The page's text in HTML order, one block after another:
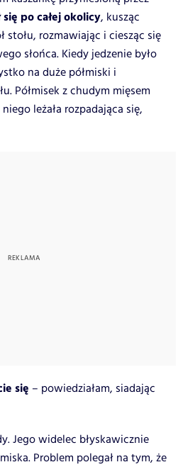
po całej okolicy, kusząc
stołu, rozmawiając i ciesząc się
słońca. Kiedy jedzenie było
na duże półmiski i
Półmisek z chudym mięsem
leżała rozpadająca się,
się – powiedziałam, siadając
Jego widelec błyskawicznie
Problem polegał na tym, że